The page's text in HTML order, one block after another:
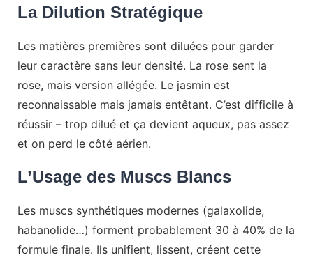
La Dilution Stratégique
Les matières premières sont diluées pour garder
leur caractère sans leur densité. La rose sent la
rose, mais version allégée. Le jasmin est
reconnaissable mais jamais entêtant. C’est difficile à
réussir – trop dilué et ça devient aqueux, pas assez
et on perd le côté aérien.
L’Usage des Muscs Blancs
Les muscs synthétiques modernes (galaxolide,
habanolide…) forment probablement 30 à 40% de la
formule finale. Ils unifient, lissent, créent cette